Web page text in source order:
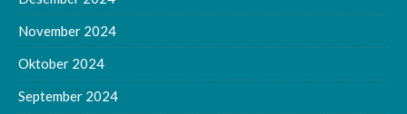
November 2024
Oktober 2024
September 2024